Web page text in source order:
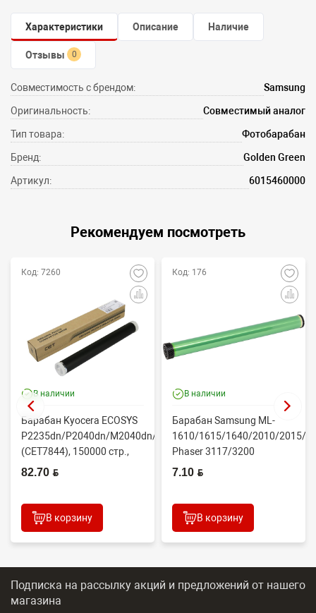
Характеристики Описание Наличие
Отзывы 0
Совместимость с брендом: Samsung
Оригинальность: Совместимый аналог
Тип товара: Фотобарабан
Бренд: Golden Green
Артикул: 6015460000
Рекомендуем посмотреть
Код: 7260
В наличии
Барабан Kyocera ECOSYS
P2235dn/P2040dn/M2040dn/M2540dw
(CET7844), 150000 стр.,
Япония
82.70 BYN
В корзину
Код: 176
В наличии
Барабан Samsung ML-
1610/1615/1640/2010/2015/
Phaser 3117/3200
(CONTENT)
7.10 BYN
В корзину
Подписка на рассылку акций и предложений от нашего
магазина